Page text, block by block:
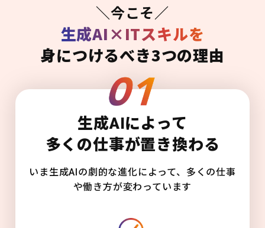
＼今こそ／
生成AI×ITスキルを
身につけるべき3つの理由
生成AIによって
多くの仕事が置き換わる
いま生成AIの劇的な進化によって、多くの仕事
や働き方が変わっています